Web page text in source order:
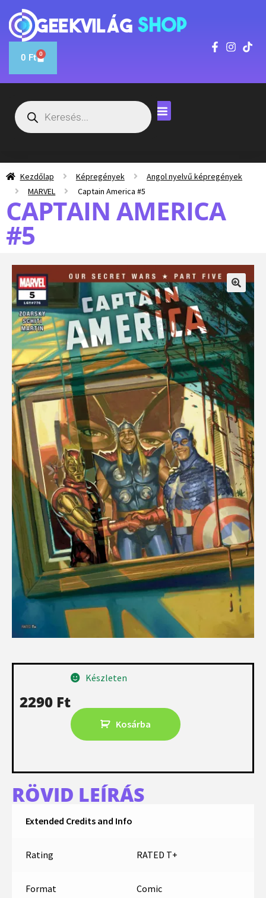
0 Ft 0
Kezdőlap Képregények
Angol nyelvű képregények
MARVEL
Captain America #5
CAPTAIN AMERICA
#5
2290 Ft
Készleten
Kosárba
RÖVID LEÍRÁS
Extended Credits and Info
Rating RATED T+
Format Comic